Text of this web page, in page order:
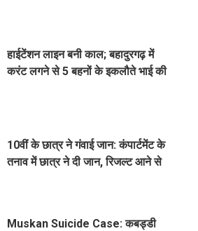
हाईटेंशन लाइन बनी काल; बहादुरगढ़ में
करंट लगने से 5 बहनों के इकलौते भाई की
10वीं के छात्र ने गंवाई जान: कंपार्टमेंट के
तनाव में छात्र ने दी जान, रिजल्ट आने से
Muskan Suicide Case: कबड्डी